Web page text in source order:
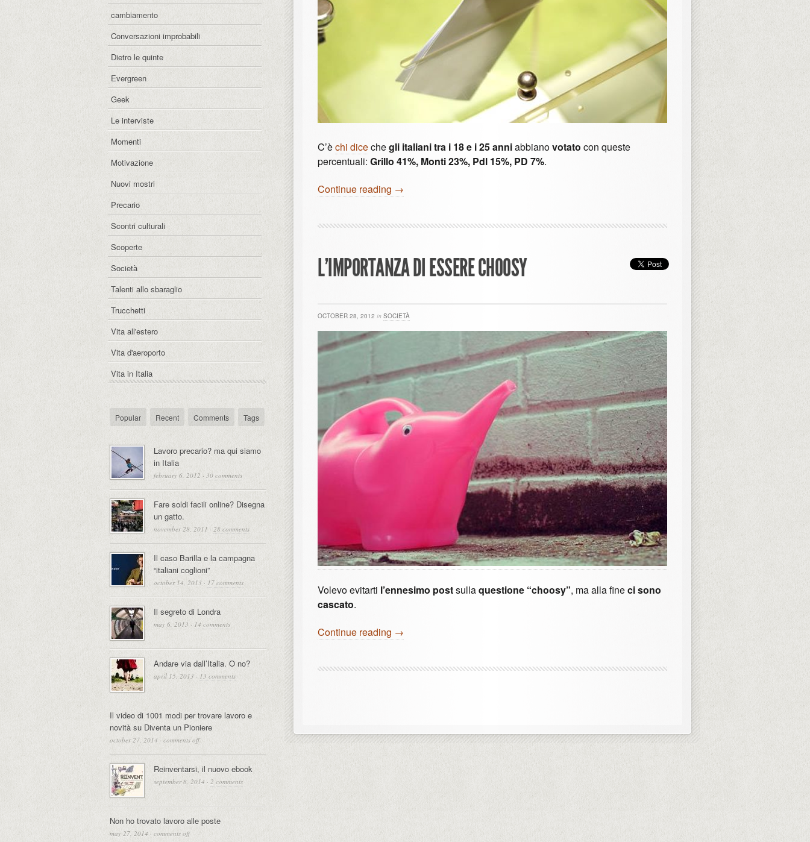
C’èchi dicechegli italiani tra i 18 e i 25 anniabbianovotato con queste
percentuali: Grillo 41%, Monti 23%, Pdl 15%, PD 7%.
Continue reading →
L’IMPORTANZA DI ESSERE CHOOSY
OCTOBER 28, 2012 in SOCIETÀ
Volevo evitarti l’ennesimo postsullaquestione “choosy”, ma alla fineci sono
cascato.
Continue reading →
cambiamento
Conversazioni improbabili
Dietro le quinte
Evergreen
Geek
Le interviste
Momenti
Motivazione
Nuovi mostri
Precario
Scontri culturali
Scoperte
Società
Talenti allo sbaraglio
Trucchetti
Vita all'estero
Vita d'aeroporto
Vita in Italia
Popular Recent Comments Tags
Lavoro precario? ma qui siamo
in Italia
february 6, 2012 · 30 comments
Fare soldi facili online? Disegna
un gatto.
november 28, 2011 · 28 comments
Il caso Barilla e la campagna
“italiani coglioni”
october 14, 2013 · 17 comments
Il segreto di Londra
may 6, 2013 · 14 comments
Andare via dall’Italia. O no?
april 15, 2013 · 13 comments
Il video di 1001 modi per trovare lavoro e
novità su Diventa un Pioniere
october 27, 2014 · comments off
Reinventarsi, il nuovo ebook
september 8, 2014 · 2 comments
Non ho trovato lavoro alle poste
may 27, 2014 · comments off